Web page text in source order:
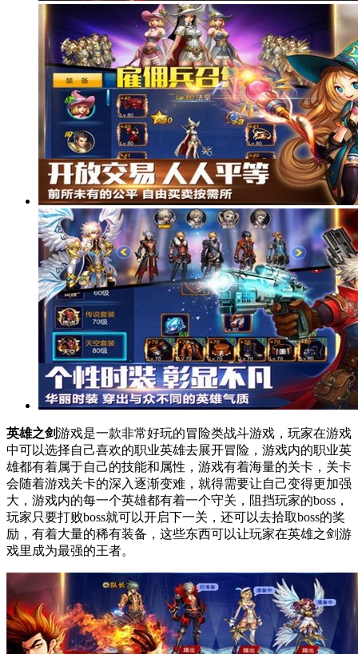
英雄之剑游戏是一款非常好玩的冒险类战斗游戏，玩家在游戏
中可以选择自己喜欢的职业英雄去展开冒险，游戏内的职业英
雄都有着属于自己的技能和属性，游戏有着海量的关卡，关卡
会随着游戏关卡的深入逐渐变难，就得需要让自己变得更加强
大，游戏内的每一个英雄都有着一个守关，阻挡玩家的boss，
玩家只要打败boss就可以开启下一关，还可以去拾取boss的奖
励，有着大量的稀有装备，这些东西可以让玩家在英雄之剑游
戏里成为最强的王者。